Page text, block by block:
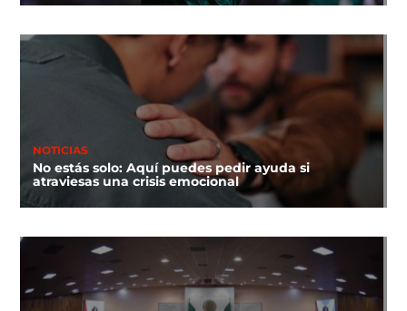
NOTICIAS
No estás solo: Aquí puedes pedir ayuda si
atraviesas una crisis emocional